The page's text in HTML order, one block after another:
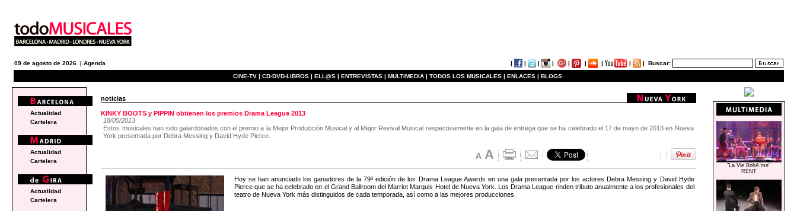
09 de agosto de 2026 | Agenda | | | | | | | | | Buscar:
CINE-TV | CD-DVD-LIBROS | ELL@S | ENTREVISTAS | MULTIMEDIA | TODOS LOS MUSICALES | ENLACES | BLOGS
noticias
KINKY BOOTS y PIPPIN obtienen los premios Drama League 2013
18/05/2013
Estos musicales han sido galardonados con el premio a la Mejor Producción Musical y al Mejor Revival Musical respectivamente en la gala de entrega que se ha celebrado el 17 de mayo de 2013 en Nueva
York presentada por Debra Messing y David Hyde Pierce.
Hoy se han anunciado los ganadores de la 79ª edición de los Drama League Awards en una gala presentada por los actores Debra Messing y David Hyde
Pierce que se ha celebrado en el Grand Ballroom del Marriot Marquis Hotel de Nueva York. Los Drama League rinden tributo anualmente a los profesionales del
teatro de Nueva York más distinguidos de cada temporada, así como a las mejores producciones.
Actualidad
Cartelera
Actualidad
Cartelera
Actualidad
Cartelera
"La Vie BohÃ¨me"
RENT